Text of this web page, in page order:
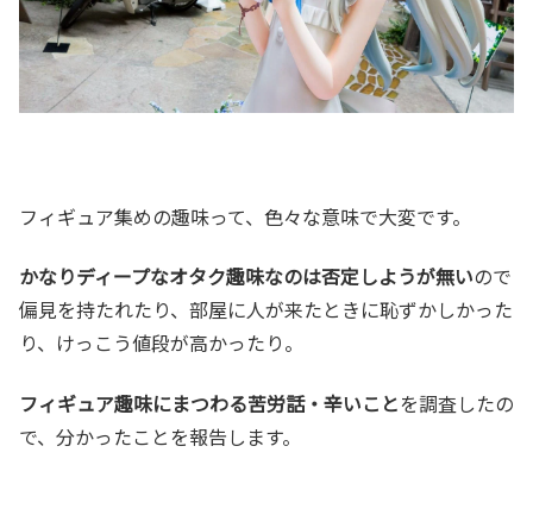
フィギュア集めの趣味って、色々な意味で大変です。
かなりディープなオタク趣味なのは否定しようが無いので
偏見を持たれたり、部屋に人が来たときに恥ずかしかった
り、けっこう値段が高かったり。
フィギュア趣味にまつわる苦労話・辛いことを調査したの
で、分かったことを報告します。